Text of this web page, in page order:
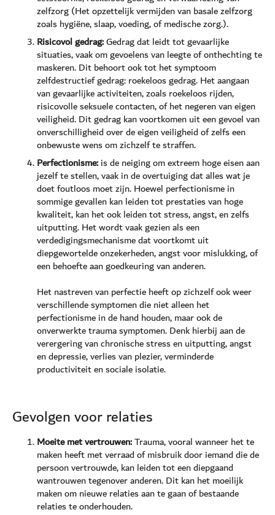
zelfzorg (Het opzettelijk vermijden van basale zelfzorg
zoals hygiëne, slaap, voeding, of medische zorg.).
Risicovol gedrag:Gedrag dat leidt tot gevaarlijke
situaties, vaak om gevoelens van leegte of onthechting te
maskeren. Dit behoort ook tot het symptoom
zelfdestructief gedrag: roekeloos gedrag. Het aangaan
van gevaarlijke activiteiten, zoals roekeloos rijden,
risicovolle seksuele contacten, of het negeren van eigen
veiligheid. Dit gedrag kan voortkomen uit een gevoel van
onverschilligheid over de eigen veiligheid of zelfs een
onbewuste wens om zichzelf te straffen.
Perfectionisme:is de neiging om extreem hoge eisen aan
jezelf te stellen, vaak in de overtuiging dat alles wat je
doet foutloos moet zijn. Hoewel perfectionisme in
sommige gevallen kan leiden tot prestaties van hoge
kwaliteit, kan het ook leiden tot stress, angst, en zelfs
uitputting. Het wordt vaak gezien als een
verdedigingsmechanisme dat voortkomt uit
diepgewortelde onzekerheden, angst voor mislukking, of
een behoefte aan goedkeuring van anderen.
Het nastreven van perfectie heeft op zichzelf ook weer
verschillende symptomen die niet alleen het
perfectionisme in de hand houden, maar ook de
onverwerkte trauma symptomen. Denk hierbij aan de
verergering van chronische stress en uitputting, angst
en depressie, verlies van plezier, verminderde
productiviteit en sociale isolatie.
Gevolgen voor relaties
Moeite met vertrouwen:Trauma, vooral wanneer het te
maken heeft met verraad of misbruik door iemand die de
persoon vertrouwde, kan leiden tot een diepgaand
wantrouwen tegenover anderen. Dit kan het moeilijk
maken om nieuwe relaties aan te gaan of bestaande
relaties te onderhouden.